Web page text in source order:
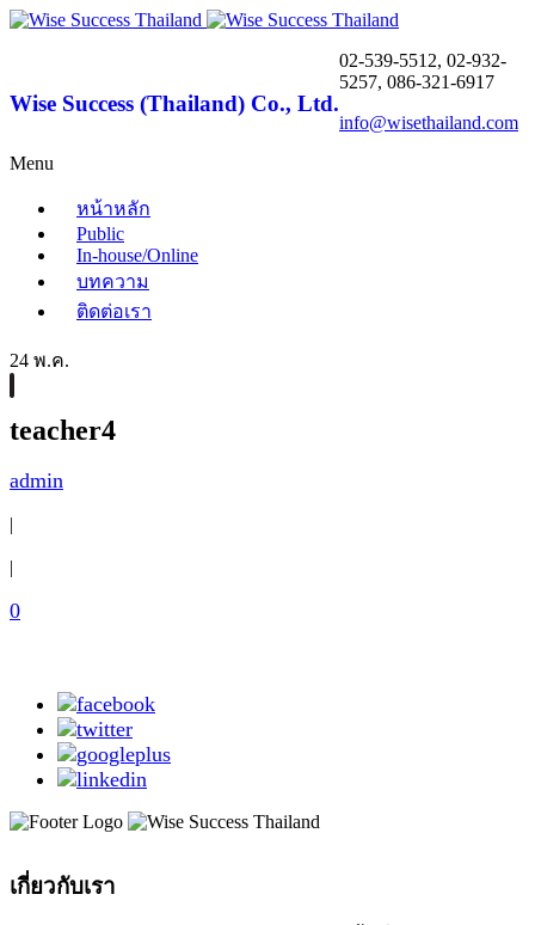
Wise Success (Thailand) Co., Ltd.
02-539-5512, 02-932-
5257, 086-321-6917
info@wisethailand.com
Menu
หน้าหลัก
Public
In-house/Online
บทความ
ติดต่อเรา
24 พ.ค.
teacher4
admin
|
|
0
เกี่ยวกับเรา